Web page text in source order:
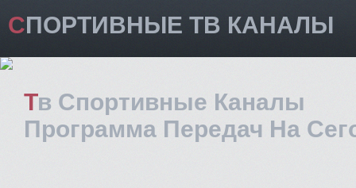
СПОРТИВНЫЕ ТВ КАНАЛЫ
Тв Спортивные Каналы
Программа Передач На